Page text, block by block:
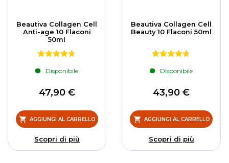
Beautiva Collagen Cell
Anti-age 10 Flaconi
50ml
Disponibile
47,90 €
AGGIUNGI AL CARRELLO
Scopri di più
Beautiva Collagen Cell
Beauty 10 Flaconi 50ml
Disponibile
43,90 €
AGGIUNGI AL CARRELLO
Scopri di più